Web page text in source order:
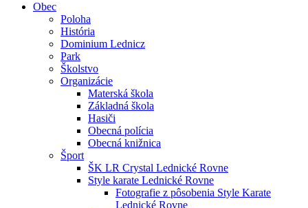
Obec
Poloha
História
Dominium Lednicz
Park
Školstvo
Organizácie
Materská škola
Základná škola
Hasiči
Obecná polícia
Obecná knižnica
Šport
ŠK LR Crystal Lednické Rovne
Style karate Lednické Rovne
Fotografie z pôsobenia Style Karate
Lednické Rovne